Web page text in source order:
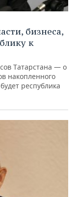
бизнеса,
к
Татарстана — о
накопленного
республика